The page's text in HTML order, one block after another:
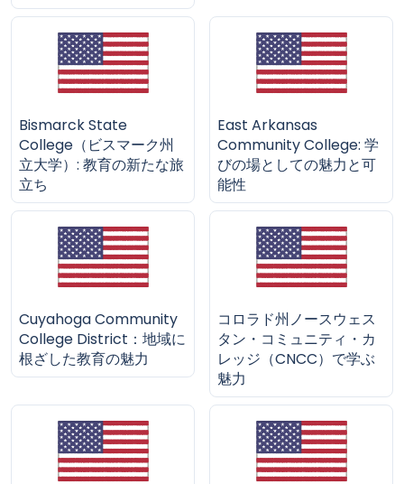
Bismarck State
College（ビスマーク州
立大学）: 教育の新たな旅
立ち
East Arkansas
Community College: 学
びの場としての魅力と可
能性
Cuyahoga Community
College District：地域に
根ざした教育の魅力
コロラド州ノースウェス
タン・コミュニティ・カ
レッジ（CNCC）で学ぶ
魅力